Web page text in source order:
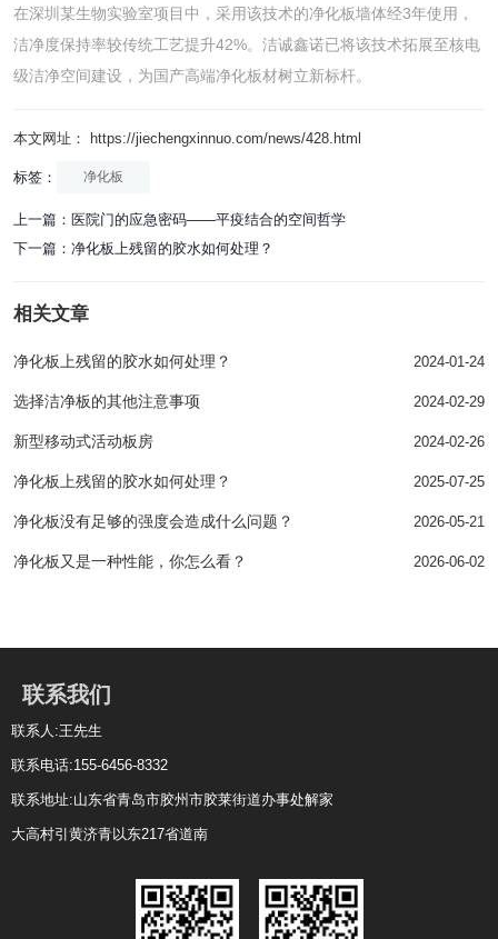
在深圳某生物实验室项目中，采用该技术的净化板墙体经3年使用，
洁净度保持率较传统工艺提升42%。洁诚鑫诺已将该技术拓展至核电
级洁净空间建设，为国产高端净化板材树立新标杆。
本文网址： https://jiechengxinnuo.com/news/428.html
标签： 净化板
上一篇： 医院门的应急密码——平疫结合的空间哲学
下一篇： 净化板上残留的胶水如何处理？
相关文章
2024-01-24
净化板上残留的胶水如何处理？
2024-02-29
选择洁净板的其他注意事项
2024-02-26
新型移动式活动板房
2025-07-25
净化板上残留的胶水如何处理？
2026-05-21
净化板没有足够的强度会造成什么问题？
2026-06-02
净化板又是一种性能，你怎么看？
联系我们
联系人:王先生
联系电话:155-6456-8332
联系地址:山东省青岛市胶州市胶莱街道办事处解家
大高村引黄济青以东217省道南